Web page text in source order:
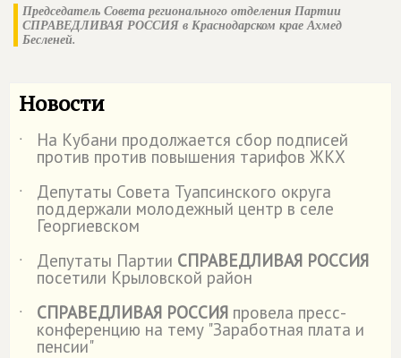
Председатель Совета регионального отделения Партии
СПРАВЕДЛИВАЯ РОССИЯ в Краснодарском крае Ахмед
Бесленей.
Новости
˙ На Кубани продолжается сбор подписей
против против повышения тарифов ЖКХ
˙
Депутаты Совета Туапсинского округа
поддержали молодежный центр в селе
Георгиевском
˙
Депутаты Партии СПРАВЕДЛИВАЯ РОССИЯ
посетили Крыловской район
˙
СПРАВЕДЛИВАЯ РОССИЯ провела пресс-
конференцию на тему "Заработная плата и
пенсии"